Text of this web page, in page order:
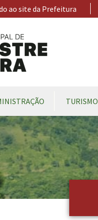
ao site da Prefeitura
TURISMO